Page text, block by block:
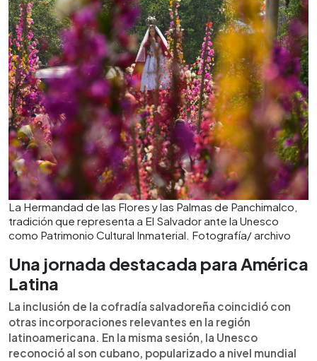
La Hermandad de las Flores y las Palmas de Panchimalco,
tradición que representa a El Salvador ante la Unesco
como Patrimonio Cultural Inmaterial. Fotografía/ archivo
Una jornada destacada para América
Latina
La inclusión de la cofradía salvadoreña coincidió con
otras incorporaciones relevantes en la región
latinoamericana. En la misma sesión, la Unesco
reconoció al son cubano, popularizado a nivel mundial